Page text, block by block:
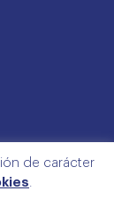
de carácter
.